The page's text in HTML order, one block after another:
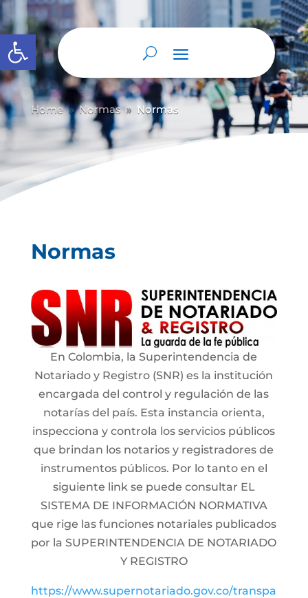
Abrir barra de herramientas
Home 9 Normas 9 Normas
Normas
En Colombia, la Superintendencia de
Notariado y Registro (SNR) es la institución
encargada del control y regulación de las
notarías del país. Esta instancia orienta,
inspecciona y controla los servicios públicos
que brindan los notarios y registradores de
instrumentos públicos. Por lo tanto en el
siguiente link se puede consultar EL
SISTEMA DE INFORMACIÓN NORMATIVA
que rige las funciones notariales publicados
por la SUPERINTENDENCIA DE NOTARIADO
Y REGISTRO
https://www.supernotariado.gov.co/transpa